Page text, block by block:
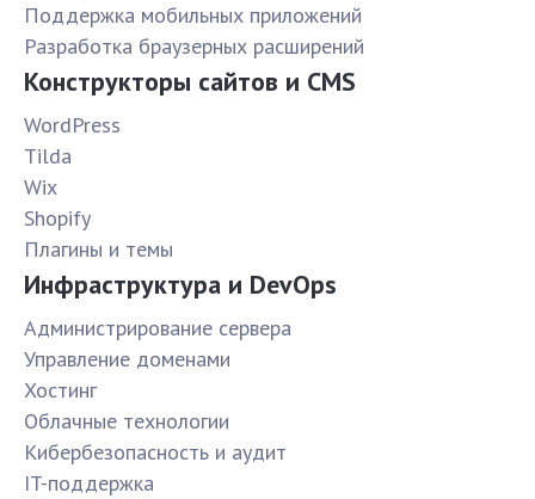
Поддержка мобильных приложений
Разработка браузерных расширений
Конструкторы сайтов и CMS
WordPress
Tilda
Wix
Shopify
Плагины и темы
Инфраструктура и DevOps
Администрирование сервера
Управление доменами
Хостинг
Облачные технологии
Кибербезопасность и аудит
IT-поддержка